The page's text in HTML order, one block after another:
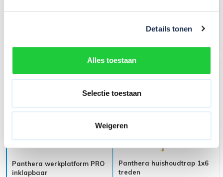
Details tonen
Alles toestaan
Selectie toestaan
Weigeren
Uw voordeel: -40,-
Panthera werkplatform PRO
inklapbaar
Panthera huishoudtrap 1x6
treden